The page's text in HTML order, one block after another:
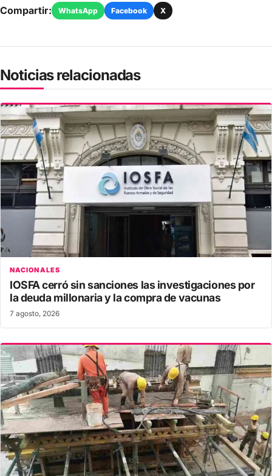
Compartir: WhatsApp Facebook X
Noticias relacionadas
NACIONALES
IOSFA cerró sin sanciones las investigaciones por
la deuda millonaria y la compra de vacunas
7 agosto, 2026